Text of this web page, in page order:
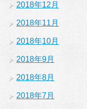
2018年12月
2018年11月
2018年10月
2018年9月
2018年8月
2018年7月